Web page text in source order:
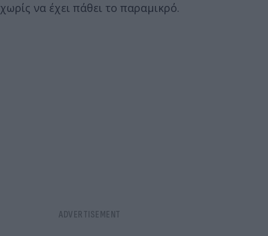
χωρίς να έχει πάθει το παραμικρό.